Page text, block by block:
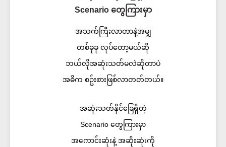
Scenario တွေကြားမှာ
အသက်ကြီးလာတာနဲ့အမျှ
တစ်ခုခု လုပ်တော့မယ်ဆို
ဘယ်လိုအဆုံးသတ်မလဲဆိုတာပဲ
အဓိက စဥ်းစားဖြစ်လာတတ်တယ်။
အဆုံးသတ်နိုင်ခြေရှိတဲ့
Scenario တွေကြားမှာ
အကောင်းဆုံးနဲ့ အဆိုးဆုံးကို